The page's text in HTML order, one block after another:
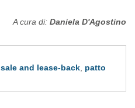
A cura di: Daniela D'Agostino
sale and lease-back patto